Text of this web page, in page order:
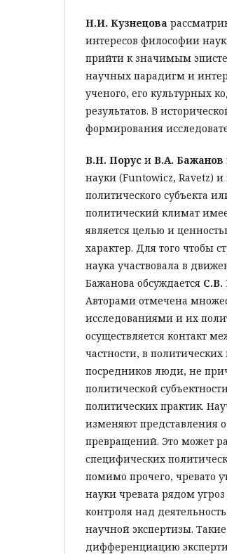
Н.И. Кузнецова
интересов философии
прийти к значимым
научных парадигм и
ученого, его культурных
результатов. В
формирования
В.Н. Порус и В.А. Бажанов
науки (Funtowicz, Ravetz) и
политического субъекта
политический климат
является целью и
характер. Для того чтобы
наука участвовала в
Бажанова обсуждается
Авторами отмечена
исследованиями и их
осуществляется контакт
частности, в
посредников люди, не
политической
политических практик.
изменяют представления
превращений. Это может
специфических
помимо прочего, чревато
науки чревата рядом
контроля над
научной экспертизы.
дифференциацию